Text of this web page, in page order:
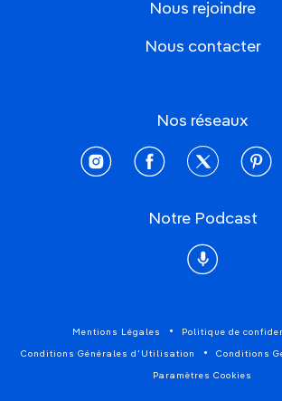
Nous rejoindre
Nous contacter
Nos réseaux
instagramfacebooktwitter
Notre Podcast
Podcast
Mentions Légales Politique de
Conditions Générales d'Utilisation Conditions
Paramètres Cookies